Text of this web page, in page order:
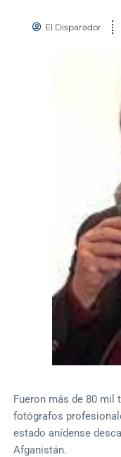
El Disparador
Fueron más de 80 mil
fotógrafos
estado anídense
Afganistán.